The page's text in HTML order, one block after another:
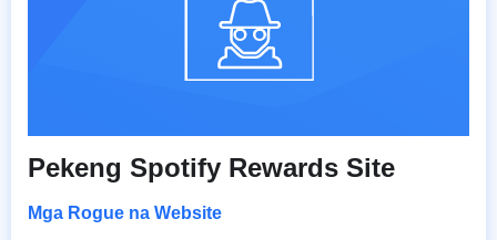
Pekeng Spotify Rewards Site
Mga Rogue na Website